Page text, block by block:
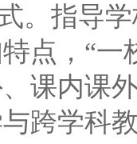
指导学
点，“
课内课
跨学科